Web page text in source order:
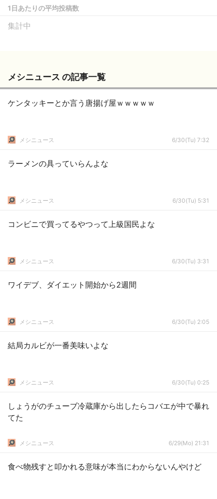
1日あたりの平均投稿数
集計中
メシニュース の記事一覧
ケンタッキーとか言う唐揚げ屋ｗｗｗｗｗ
メシニュース 6/30(Tu) 7:32
ラーメンの具っていらんよな
メシニュース 6/30(Tu) 5:31
コンビニで買ってるやつって上級国民よな
メシニュース 6/30(Tu) 3:31
ワイデブ、ダイエット開始から2週間
メシニュース 6/30(Tu) 2:05
結局カルビが一番美味いよな
メシニュース 6/30(Tu) 0:25
しょうがのチューブ冷蔵庫から出したらコバエが中で暴れ
てた
メシニュース 6/29(Mo) 21:31
食べ物残すと叩かれる意味が本当にわからないんやけど